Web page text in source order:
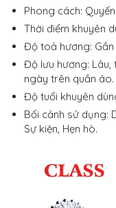
Phong cách:
Thời điểm khuyên
Độ toả hương:
Độ lưu hương: Lâu,
ngày trên quần áo.
Độ tuổi khuyên
Bối cảnh sử dụng:
Sự kiện, Hẹn hò.